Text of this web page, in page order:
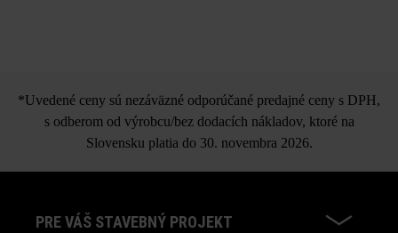
*Uvedené ceny sú nezáväzné odporúčané predajné ceny s DPH,
s odberom od výrobcu/bez dodacích nákladov, ktoré na
Slovensku platia do 30. novembra 2026.
PRE VÁŠ STAVEBNÝ PROJEKT